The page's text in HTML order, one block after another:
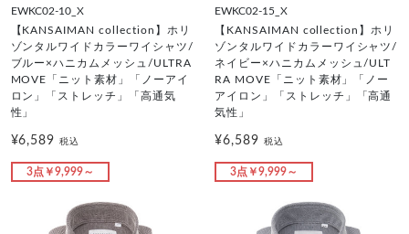
EWKC02-10_X
【KANSAIMAN collection】ホリ
ゾンタルワイドカラーワイシャツ/
ブルー×ハニカムメッシュ/ULTRA
MOVE「ニット素材」「ノーアイ
ロン」「ストレッチ」「高通気
性」
¥6,589税込
3点￥9,999～
EWKC02-15_X
【KANSAIMAN collection】ホリ
ゾンタルワイドカラーワイシャツ/
ネイビー×ハニカムメッシュ/ULT
RA MOVE「ニット素材」「ノー
アイロン」「ストレッチ」「高通
気性」
¥6,589 税込
3点￥9,999～